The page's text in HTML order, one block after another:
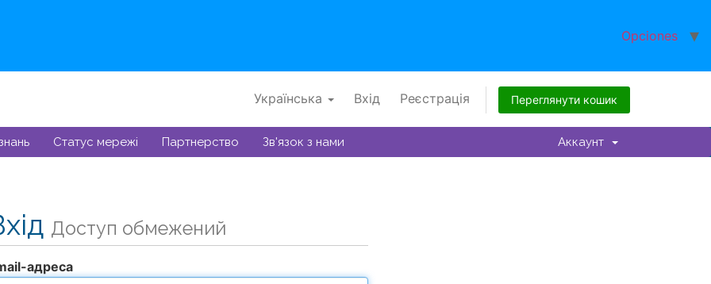
Opciones
Українська Вхід Реєстрація Переглянути кошик
Статус мережі Партнерство Зв'язок з нами Аккаунт
Доступ обмежений
адреса